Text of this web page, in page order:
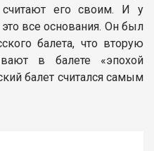
его своим. И у
все основания. Он был
балета, что вторую
в балете «эпохой
балет считался самым